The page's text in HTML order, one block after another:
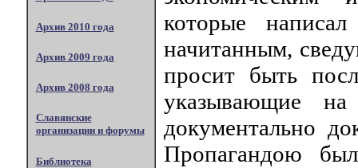
Архив 2010 года
Архив 2009 года
Архив 2008 года
Славянские
организации и форумы
Библиотека
которые
начитанным,
просит быть
указывающие
документально
Пропагандою